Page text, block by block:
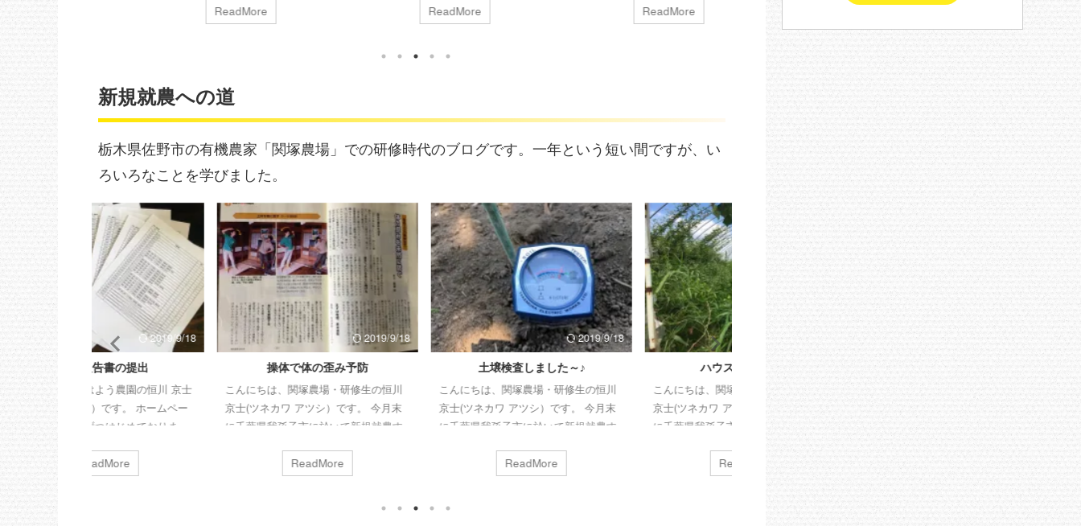
がメインに
卵が春モード
代の子たち
まりまし
になり、ここ
らいのペー
らく状態
にかかわる業界でお仕事していまし
た。退職する1~2年前からAI用の半導体
とって代わる。そんな時代が来ると、
当時予見しておりました。 考えなくて
も、自動的に様々なタスクや事が成せ
るようになると、人が退化していくの
ではと思ったりもしてました。 農業の
世界に入った理由の一つは、自ら考え
したいと思ったか ...
ReadMore
だった2月。毎年予想される時期（12月
末から2月上旬）に休産の様子がほとん
産期間中は、いつものお食事に加え、
5~6年ほど放置しておいた枯れ松葉の腐
葉土、まだまだ少ないですが、青草を
してもら ...
ReadMore
ケットトレードショーに参加してきま
した。船橋駅直結の東武百貨店で月一
【畑の準備中】 明日からしばらく雨予
報のため、降り終わってある程度畑が
乾いたら、スナップエンドウと葉物野
続くと種が腐ってしま ...
ReadMore
つつある今日この頃。朝起きるのが楽
になり、夕方も冷たい風を受けること
テレビ系列で放送されるシューイチと
いう番組内で、おはよう農園を取り上
げていただくことになりました。 番組
は、AM5:55~AM9:25ですが、8:40前後
ぐらいに出るそうです（ドキドキ）。
【鶏さんと周辺のご様子】 おかげで、
鶏さんたちの活動時間が長くなり、食
欲も増えてきました。卵も徐々に増え
なる当園です。 合間に
っていく予定です。 【
子】 若い世代を中心に
になりました。一番若
の産卵も、先週14日か
た。生後134日目での初
数日の間は、３～5個/
スで進んでおります。
（外観や中身の） ...
新規就農への道
栃木県佐野市の有機農家「関塚農場」での研修時代のブログです。一年という短い間ですが、い
ろいろなことを学びました。
の恒川 京士
ホームペー
ておりま
修期間中、農
）が就農に
2019/9/18
こんにちは、関塚農場・研修生の恒川
京士(ツネカワ アツシ）です。 今月末
に千葉県我孫子市に於いて新規就農す
るタマゴと農薬や化学肥料使わない露
地栽培による野菜をお届けする予定で
2019/9/18
土壌検査しました～♪
こんにちは、関塚農場・研修生の恒川
京士(ツネカワ アツシ）です。 今月末
に千葉県我孫子市に於いて新規就農す
るタマゴと農薬や化学肥料使わない露
地栽培による野菜をお届けする予定で
2019/9/18
ハウスの開墾作業
こんにちは、関塚農場・研修生の恒川
京士(ツネカワ アツシ）です。 今月末
に千葉県我孫子市に於いて新規就農す
るタマゴと農薬や化学肥料使わない露
地栽培による野菜をお届けする予定で
2019/12/5
お詫びとご報告 - 食べてみたい野菜
アンケート
こんにちは、おはよう農園の恒川 京士
(ツネカワ アツシ)です。 ７月１０日に
御案内しました、おはよう農園の『食
べてみたい野菜アンケート』について
ご報告ができておらず大変申し訳ござ
いません。 せっかく多数の方からご回
答頂いたにも関わらず、この場をお借
ReadMore
こんにちは、おはよう
(ツネカワ アツシ）です
ジの更新を少しずつは
す。 さて関塚農場での
業次世代人材投資事業
らの交付金を頂いてま
青年就農希望者（45歳